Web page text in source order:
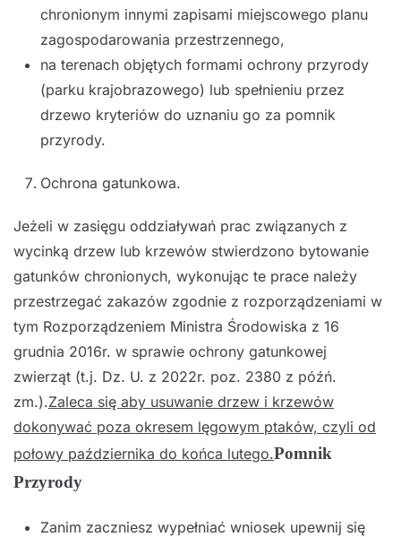
chronionym innymi zapisami miejscowego planu
zagospodarowania przestrzennego,
na terenach objętych formami ochrony przyrody
(parku krajobrazowego) lub spełnieniu przez
drzewo kryteriów do uznaniu go za pomnik
przyrody.
Ochrona gatunkowa.
Jeżeli w zasięgu oddziaływań prac związanych z
wycinką drzew lub krzewów stwierdzono bytowanie
gatunków chronionych, wykonując te prace należy
przestrzegać zakazów zgodnie z rozporządzeniami w
tym Rozporządzeniem Ministra Środowiska z 16
grudnia 2016r. w sprawie ochrony gatunkowej
zwierząt (t.j. Dz. U. z 2022r. poz. 2380 z późń.
zm.).Zaleca się aby usuwanie drzew i krzewów
dokonywać poza okresem lęgowym ptaków, czyli od
połowy października do końca lutego.Pomnik
Przyrody
Zanim zaczniesz wypełniać wniosek upewnij się